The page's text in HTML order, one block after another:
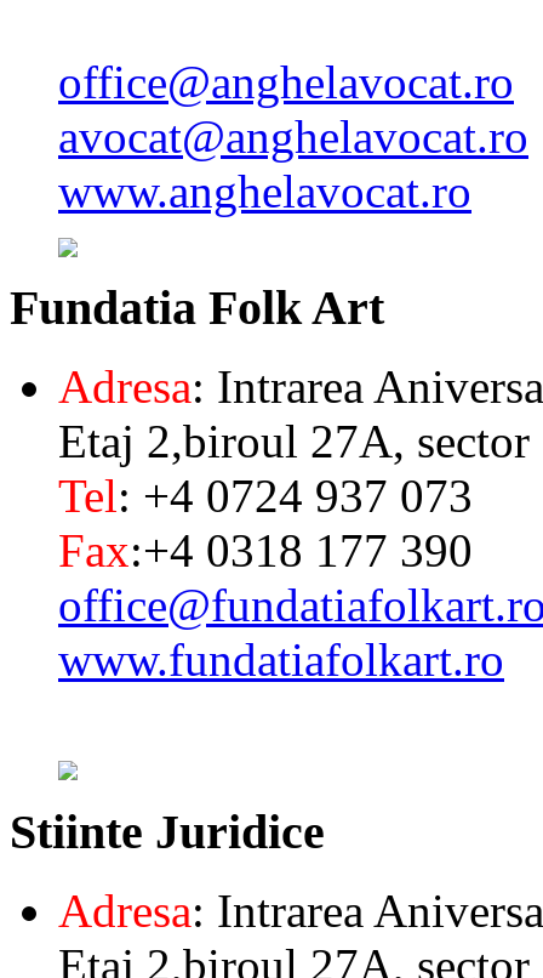
office@anghelavocat.ro
avocat@anghelavocat.ro
www.anghelavocat.ro
Fundatia Folk Art
Adresa: Intrarea
Etaj 2,biroul 27A, sector
Tel: +4 0724 937 073
Fax:+4 0318 177 390
www.fundatiafolkart.ro
Stiinte Juridice
Adresa: Intrarea
Etaj 2,biroul 27A, sector